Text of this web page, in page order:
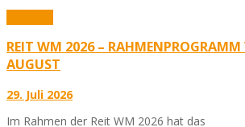
REIT WM 2026 –
AUGUST
29. Juli 2026
Im Rahmen der Reit WM 2026 hat das